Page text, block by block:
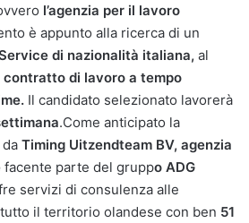
l’agenzia per il lavoro
è appunto alla ricerca di un
di nazionalità italiana, al
contratto di lavoro a tempo
Il candidato selezionato lavorerà
.Come anticipato la
Timing Uitzendteam BV, agenzia
facente parte del gruppo ADG
servizi di consulenza alle
il territorio olandese con ben 51